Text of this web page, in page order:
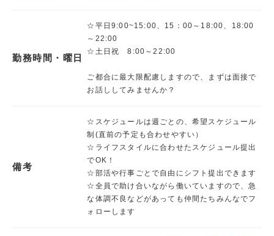
勤務時間・曜日
☆平日9:00~15:00、15：00～18:00、18:00
～22:00
☆土日祝 8:00～22:00
ご都合に最大限配慮しますので、まずは面接で
お話ししてみませんか？
備考
☆スケジュールは週ごとの、希望スケジュール
制(直前の予定も合わせやすい）
☆ライフスタイルに合わせたスケジュール提出
でOK！
☆部活や行事ごとで自由にシフト提出できます
☆全員で助け合いながら働いていますので、急
な体調不良などがあっても仲間たちみんなでフ
ォローします